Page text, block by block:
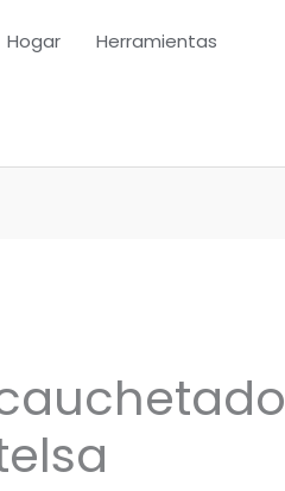
Hogar Herramientas